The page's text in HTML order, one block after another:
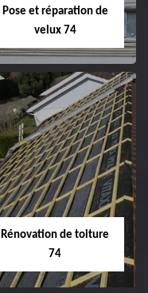
Pose et réparation de
velux 74
Rénovation de toiture
74